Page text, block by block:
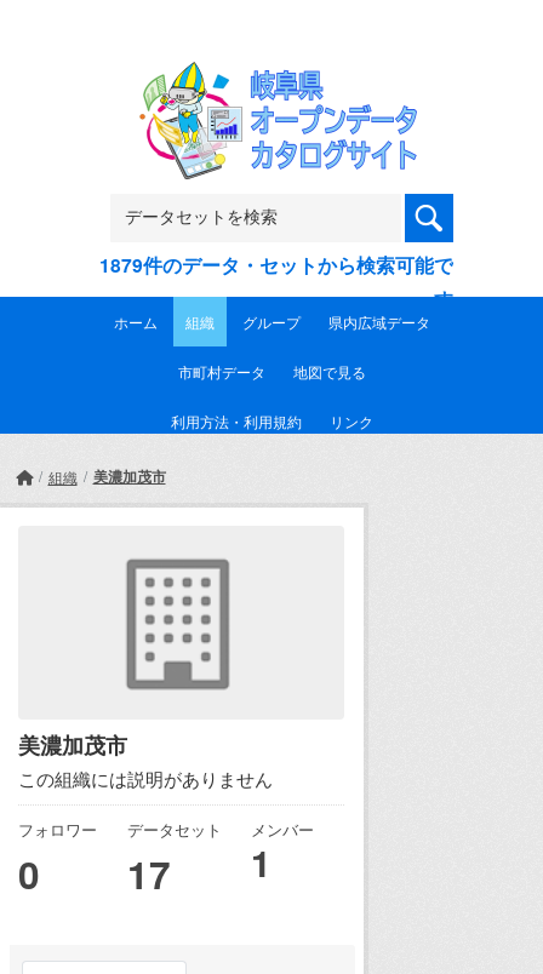
1879件のデータ・セットから検索可能で
す
ホーム 組織 グループ 県内広域データ
市町村データ 地図で見る
利用方法・利用規約 リンク
組織 美濃加茂市
美濃加茂市
この組織には説明がありません
フォロワー
0
データセット
17
メンバー
1